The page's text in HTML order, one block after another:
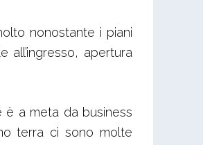
nonostante i piani
apertura
è a meta da business
terra ci sono molte